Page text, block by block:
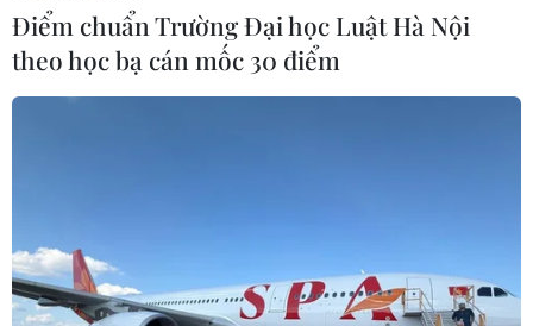
Điểm chuẩn Trường Đại học Luật Hà Nội
theo học bạ cán mốc 30 điểm